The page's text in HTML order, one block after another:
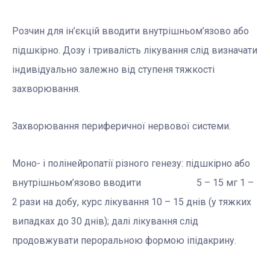
Розчин для ін’єкцій вводити внутрішньом’язово або
підшкірно. Дозу і тривалість лікування слід визначати
індивідуально залежно від ступеня тяжкості
захворювання.
Захворювання периферичної нервової системи.
Моно- і полінейропатії різного генезу: підшкірно або
внутрішньом’язово вводити 5 – 15 мг 1 –
2 рази на добу, курс лікування 10 – 15 днів (у тяжких
випадках до 30 днів); далі лікування слід
продовжувати пероральною формою іпідакрину.